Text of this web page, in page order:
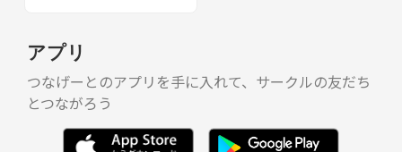
アプリ
つなげーとのアプリを手に入れて、サークルの友だち
とつながろう